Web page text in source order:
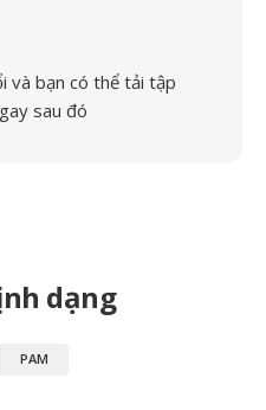
và bạn có thể tải tập
sau đó
dạng
PAM